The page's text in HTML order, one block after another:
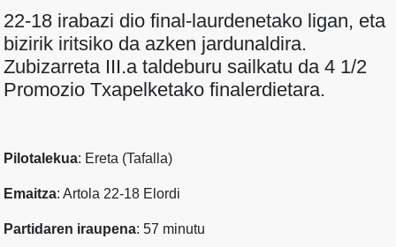
22-18 irabazi dio final-laurdenetako ligan, eta
bizirik iritsiko da azken jardunaldira.
Zubizarreta III.a taldeburu sailkatu da 4 1/2
Promozio Txapelketako finalerdietara.
Pilotalekua: Ereta (Tafalla)
Emaitza: Artola 22-18 Elordi
Partidaren iraupena: 57 minutu